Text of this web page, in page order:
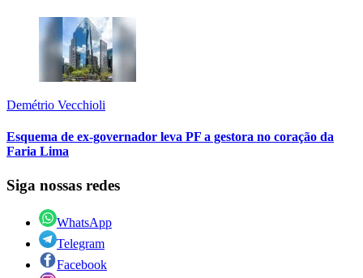
Demétrio Vecchioli
Esquema de ex-governador leva PF a gestora no coração da
Faria Lima
Siga nossas redes
WhatsApp
Telegram
Facebook